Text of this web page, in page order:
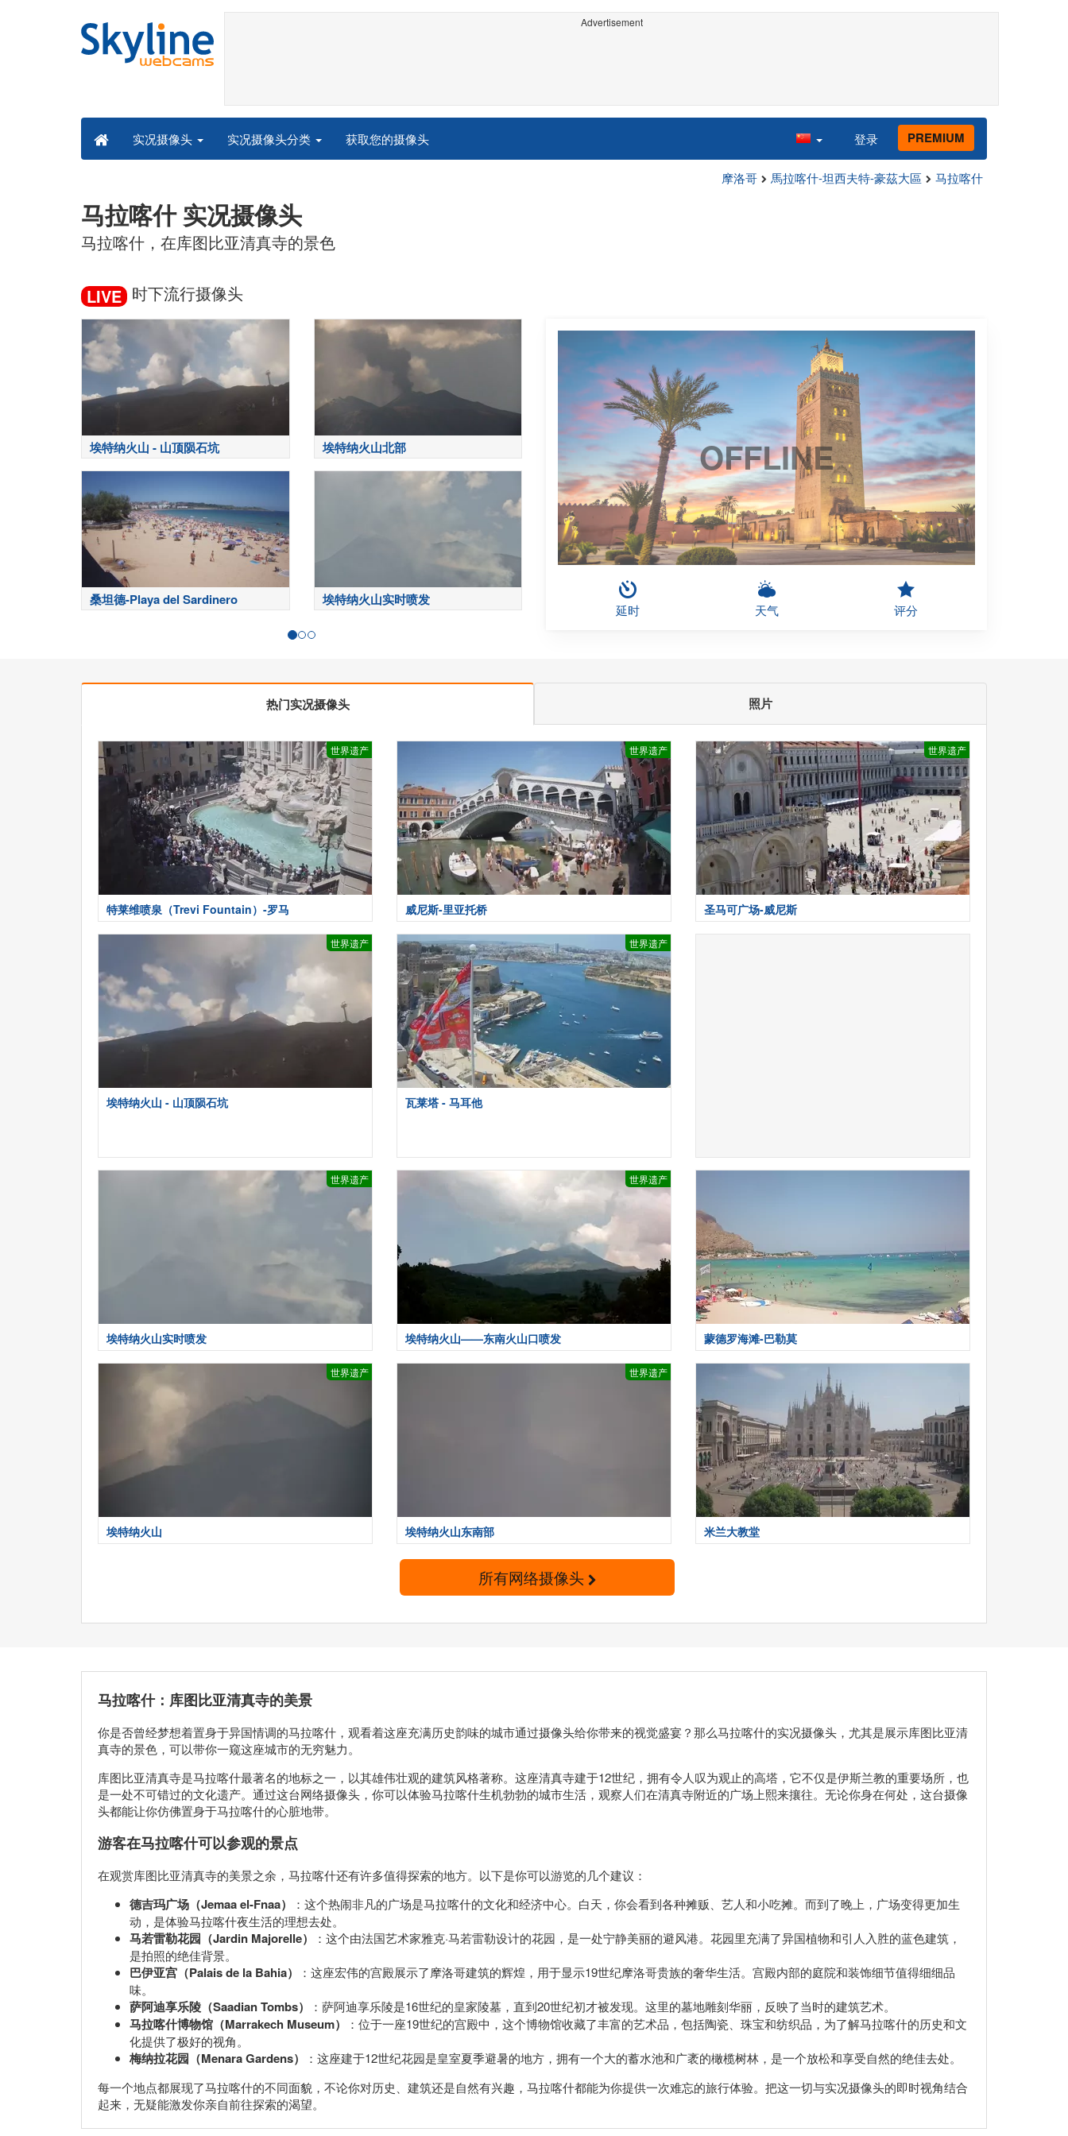
Advertisement
实况摄像头 实况摄像头分类 获取您的摄像头 登录 PREMIUM
摩洛哥 馬拉喀什-坦西夫特-豪茲大區 马拉喀什
马拉喀什 实况摄像头
马拉喀什，在库图比亚清真寺的景色
LIVE 时下流行摄像头
埃特纳火山 - 山顶陨石坑 埃特纳火山北部
桑坦德-Playa del Sardinero 埃特纳火山实时喷发
OFFLINE
延时 天气 评分
热门实况摄像头 照片
世界遗产
特莱维喷泉（Trevi Fountain）-罗马
世界遗产
威尼斯-里亚托桥
世界遗产
圣马可广场-威尼斯
世界遗产
埃特纳火山 - 山顶陨石坑
世界遗产
瓦莱塔 - 马耳他
世界遗产
埃特纳火山实时喷发
世界遗产
埃特纳火山——东南火山口喷发 蒙德罗海滩-巴勒莫
世界遗产
埃特纳火山
世界遗产
埃特纳火山东南部 米兰大教堂
所有网络摄像头
马拉喀什：库图比亚清真寺的美景
你是否曾经梦想着置身于异国情调的马拉喀什，观看着这座充满历史韵味的城市通过摄像头给你带来的视觉盛宴？那么马拉喀什的实况摄像头，尤其是展示库图比亚清
真寺的景色，可以带你一窥这座城市的无穷魅力。
库图比亚清真寺是马拉喀什最著名的地标之一，以其雄伟壮观的建筑风格著称。这座清真寺建于12世纪，拥有令人叹为观止的高塔，它不仅是伊斯兰教的重要场所，也
是一处不可错过的文化遗产。通过这台网络摄像头，你可以体验马拉喀什生机勃勃的城市生活，观察人们在清真寺附近的广场上熙来攘往。无论你身在何处，这台摄像
头都能让你仿佛置身于马拉喀什的心脏地带。
游客在马拉喀什可以参观的景点
在观赏库图比亚清真寺的美景之余，马拉喀什还有许多值得探索的地方。以下是你可以游览的几个建议：
德吉玛广场（Jemaa el-Fnaa）
：这个热闹非凡的广场是马拉喀什的文化和经济中心。白天，你会看到各种摊贩、艺人和小吃摊。而到了晚上，广场变得更加生
动，是体验马拉喀什夜生活的理想去处。
马若雷勒花园（Jardin Majorelle）
：这个由法国艺术家雅克·马若雷勒设计的花园，是一处宁静美丽的避风港。花园里充满了异国植物和引人入胜的蓝色建筑，
是拍照的绝佳背景。
巴伊亚宫（Palais de la Bahia）
：这座宏伟的宫殿展示了摩洛哥建筑的辉煌，用于显示19世纪摩洛哥贵族的奢华生活。宫殿内部的庭院和装饰细节值得细细品
味。
萨阿迪享乐陵（Saadian Tombs） ：萨阿迪享乐陵是16世纪的皇家陵墓，直到20世纪初才被发现。这里的墓地雕刻华丽，反映了当时的建筑艺术。
马拉喀什博物馆（Marrakech Museum）
：位于一座19世纪的宫殿中，这个博物馆收藏了丰富的艺术品，包括陶瓷、珠宝和纺织品，为了解马拉喀什的历史和文
化提供了极好的视角。
梅纳拉花园（Menara Gardens）
：这座建于12世纪花园是皇室夏季避暑的地方，拥有一个大的蓄水池和广袤的橄榄树林，是一个放松和享受自然的绝佳去处。
每一个地点都展现了马拉喀什的不同面貌，不论你对历史、建筑还是自然有兴趣，马拉喀什都能为你提供一次难忘的旅行体验。把这一切与实况摄像头的即时视角结合
起来，无疑能激发你亲自前往探索的渴望。